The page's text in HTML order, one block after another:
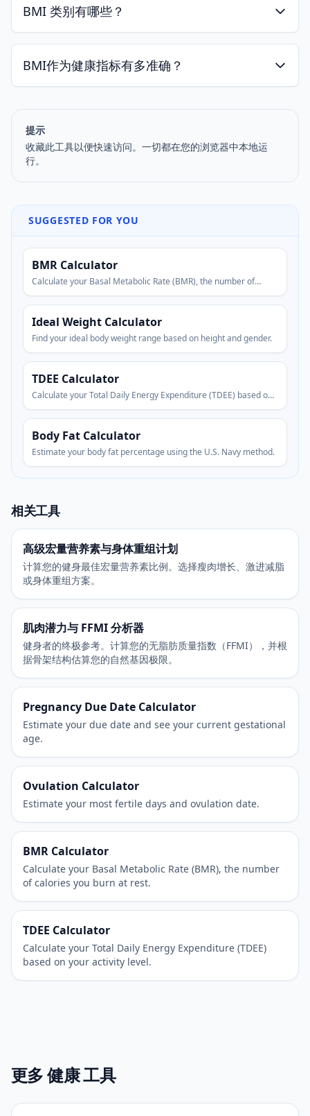
BMI 类别有哪些？
BMI作为健康指标有多准确？
提示
收藏此工具以便快速访问。一切都在您的浏览器中本地运
行。
SUGGESTED FOR YOU
BMR Calculator
Calculate your Basal Metabolic Rate (BMR), the number of
Ideal Weight Calculator
Find your ideal body weight range based on height and gender.
TDEE Calculator
Calculate your Total Daily Energy Expenditure (TDEE) based on
Body Fat Calculator
Estimate your body fat percentage using the U.S. Navy method.
相关工具
高级宏量营养素与身体重组计划
计算您的健身最佳宏量营养素比例。选择瘦肉增长、激进减脂
或身体重组方案。
肌肉潜力与 FFMI 分析器
健身者的终极参考。计算您的无脂肪质量指数（FFMI），并根
据骨架结构估算您的自然基因极限。
Pregnancy Due Date Calculator
Estimate your due date and see your current gestational
age.
Ovulation Calculator
Estimate your most fertile days and ovulation date.
BMR Calculator
Calculate your Basal Metabolic Rate (BMR), the number
of calories you burn at rest.
TDEE Calculator
Calculate your Total Daily Energy Expenditure (TDEE)
based on your activity level.
更多 健康 工具